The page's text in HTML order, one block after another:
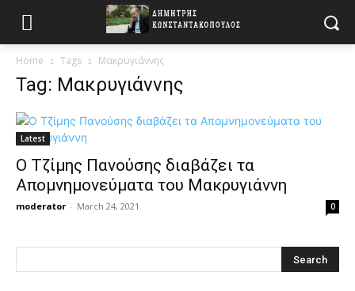
Home Tags Μακρυγιάννης
Tag: Μακρυγιάννης
Latest
Ο Τζίμης Πανούσης διαβάζει τα
Απομνημονεύματα του Μακρυγιάννη
moderator - March 24, 2021 0